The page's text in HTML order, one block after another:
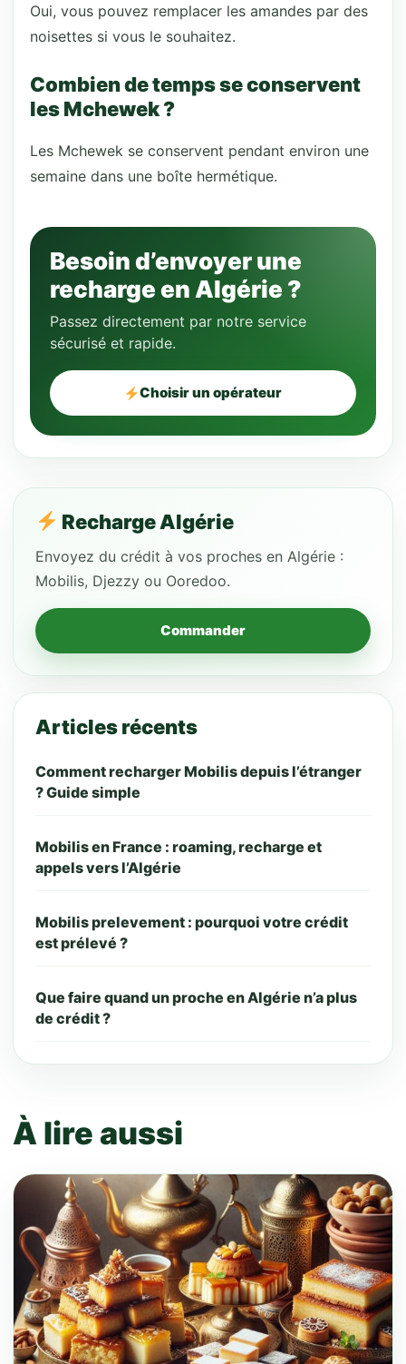
Oui, vous pouvez remplacer les amandes par des
noisettes si vous le souhaitez.
Combien de temps se conservent
les Mchewek ?
Les Mchewek se conservent pendant environ une
semaine dans une boîte hermétique.
Besoin d’envoyer une
recharge en Algérie ?
Passez directement par notre service
sécurisé et rapide.
Choisir un opérateur
Recharge Algérie
Envoyez du crédit à vos proches en Algérie :
Mobilis, Djezzy ou Ooredoo.
Commander
Articles récents
Comment recharger Mobilis depuis l’étranger
? Guide simple
Mobilis en France : roaming, recharge et
appels vers l’Algérie
Mobilis prelevement : pourquoi votre crédit
est prélevé ?
Que faire quand un proche en Algérie n’a plus
de crédit ?
À lire aussi